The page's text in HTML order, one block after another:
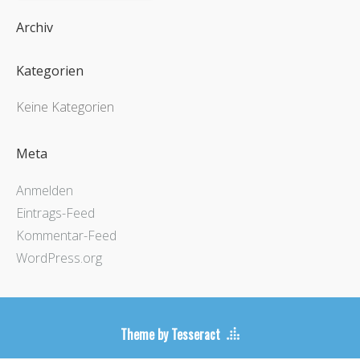
Archiv
Kategorien
Keine Kategorien
Meta
Anmelden
Eintrags-Feed
Kommentar-Feed
WordPress.org
Theme by Tesseract